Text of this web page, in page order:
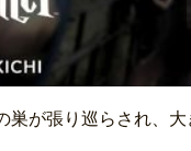
巣が張り巡らされ、